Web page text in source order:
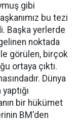
gibi
bu tezi
Başka yerlerde
noktada
görülen, birçok
ortaya çıktı.
Dünya
bir hükümet
BM'den